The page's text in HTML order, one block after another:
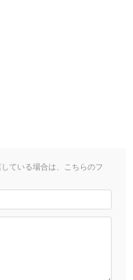
ている場合は、こちらのフ